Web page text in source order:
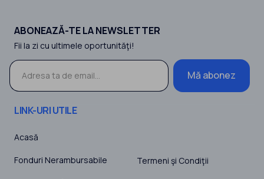
ABONEAZĂ-TE LA NEWSLETTER
Fii la zi cu ultimele oportunităţi!
Mă abonez
LINK-URI UTILE
Acasă
Fonduri Nerambursabile Termeni şi Condiţii